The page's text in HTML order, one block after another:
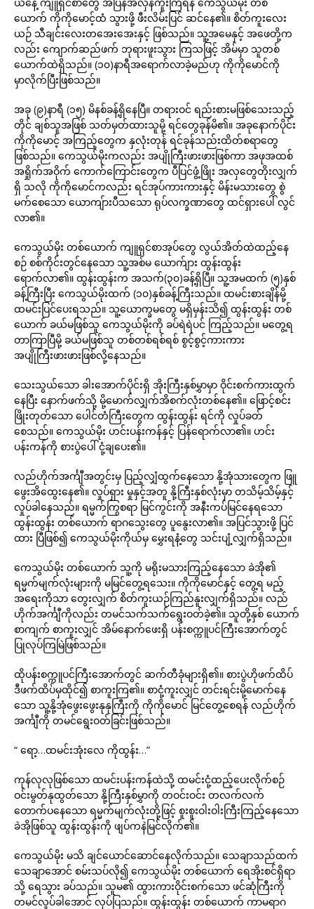
ယောက် ကိုကိုမောင့်ထံ သွားဖို့ ဖီးလိမ်းပြင် ဆင်နေ၏။ စိတ်ကူးလေး
ယဉ် သီချင်းလေးတအေးအေးနှင့် ဖြစ်သည်။ သူ့အမေနှင့် အဖေတို့က
လည်း ကျောက်ဆည်ဖက် ဘုရားဖူးသွား ကြသဖြင့် အိမ်မှာ သူတစ်
ယောက်ထဲရှိသည်။ (၁၀)နာရီအရောက်လာခဲ့မည်ဟု ကိုကိုမောင်ကို
မှာလိုက်ပြီးဖြစ်သည်။
အခု (၉)နာရီ (၁၅) မိနစ်ခန့်ရှိနေပြီ။ တရားဝင် ရည်းစားမဖြစ်သေးသည့်
တိုင် ချစ်သူအဖြစ် သတ်မှတ်ထားသူမို့ ရင်တွေခုန်မိ၏။ အခုနောက်ပိုင်း
ကိုကိုမောင့် အကြည့်တွေက နှလုံးတုန် ရင်ခုန်သည်းထိတ်စရာတွေ
ဖြစ်သည်။ ကေသွယ်မိုးကလည်း အပျိုကြီးဖားဖားဖြစ်ကာ အဖုအထစ်
အရှိုက်အဝိုက် ကောက်ကြောင်းတွေက ပီပြင်ဖွံ့ဖြိုး အလှတွေတိုးလျှက်
ရှိ သလို ကိုကိုမောင်ကလည်း ရင်အုပ်ကားကားနှင့် မိန်းမသားတွေ စွဲ
မက်စေသော ယောကျ်ားပီသသော ရုပ်လက္ခဏာတွေ ထင်ရှားပေါ် လွင်
လာ၏။
ကေသွယ်မိုး တစ်ယောက် ကျူရှင်စာအုပ်တွေ လွယ်အိတ်ထဲထည့်နေ
စဉ် စစ်ကိုင်းတွင်နေသော သူ့အစ်မ ယောက်ျား ထွန်းထွန်း
ရောက်လာ၏။ ထွန်းထွန်းက အသက်(၃၀)ခန့်ရှိပြီ။ သူ့အမထက် (၅)နှစ်
ခန့်ကြီးပြီး ကေသွယ်မိုးထက် (၁၀)နှစ်ခန့်ကြီးသည်။ ထမင်းစားချိန်မို့
ထမင်းပြင်ပေးရသည်။ သူ့ယောက္ခမတွေ မရှိမှန်းသိ၍ ထွန်းထွန်း တစ်
ယောက် ခယ်မဖြစ်သူ ကေသွယ်မိုးကို ခပ်ရဲရဲပင် ကြည့်သည်။ မတွေ့ရ
တာကြာပြီမို့ ခယ်မဖြစ်သူ တစ်တစ်ရစ်ရစ် စွင့်စွင့်ကားကား
အပျိုကြီးဖားဖားဖြစ်လို့နေသည်။
သေးသွယ်သော ခါးအောက်ပိုင်းရှိ အိုးကြီးနှစ်မွှာမှာ ဝိုင်းစက်ကားထွက်
နေပြီး နောက်ဖက်သို့ မို့မောက်လျှက်အိစက်လုံးတစ်နေ၏။ ဖြောင့်စင်း
ဖြိုးတုတ်သော ပေါင်တံကြီးတွေက ထွန်းထွန်း ရင်ကို လှုပ်ခတ်
စေသည်။ ကေသွယ်မိုး ဟင်းပန်းကန်နှင့် ပြန်ရောက်လာ၏။ ဟင်း
ပန်းကန်ကို စားပွဲပေါ် ငုံ့ချပေး၏။
လည်ဟိုက်အင်္ကျီအတွင်းမှ ပြည့်လျှံထွက်နေသော နို့အုံသားတွေက ဖြူ
ဖွေးအိထွေးနေ၏။ လှုပ်ရှား မှုနှင့်အတူ နို့ကြီးနှစ်လုံးမှာ တသိမ့်သိမ့်နှင့်
လှုပ်ခါနေသည်။ ရမ္မက်ကြွစရာ မြင်ကွင်းကို အနီးကပ်မြင်နေရသော
ထွန်းထွန်း တစ်ယောက် ရာဂသွေးတွေ ပူနွေးလာ၏။ အပြင်သွားဖို့ ပြင်
ထား ပြီဖြစ်၍ ကေသွယ်မိုးကိုယ်မှ မွှေးရနံ့တွေ သင်းပျံ့လျှက်ရှိသည်။
ကေသွယ်မိုး တစ်ယောက် သူ့ကို မရိုးမသားကြည့်နေသော ခဲအို၏
ရမ္မက်မျက်လုံးများကို မမြင်တွေ့ရသေး။ ကိုကိုမောင်နှင့် တွေ့ရ မည့်
အရေးကိုသာ တွေးလျှက် စိတ်ကူးယဉ်ကြည်နူးလျှက်ရှိသည်။ လည်
ဟိုက်အင်္ကျီကိုလည်း တမင်သက်သက်ရွေးဝတ်ခဲ့၏။ သူတို့နှစ် ယောက်
စာကျက် စာကူးလျှင် အိမ်နောက်ဖေးရှိ ပန်းစက္ကူပင်ကြီးအောက်တွင်
ပြုလုပ်ကြမြဲဖြစ်သည်။
ထိုပန်းစက္ကူပင်ကြီးအောက်တွင် ဆက်တီခုံများရှိ၏။ စားပွဲဟိုဖက်ထိပ်
ဒီဖက်ထိပ်မှထိုင်၍ စာကူးကြ၏။ စာငုံ့ကူးလျှင် တင်းရင်းမို့မောက်နေ
သော သူ့နို့အုံဖွေးဖွေးနုနုကြီးကို ကိုကိုမောင် မြင်တွေ့စေရန် လည်ဟိုက်
အင်္ကျီကို တမင်ရွေးဝတ်ခြင်းဖြစ်သည်။
“ ရော့…ထမင်းအုံးလေ ကိုထွန်း…”
ကုန်လုလုဖြစ်သော ထမင်းပန်းကန်ထဲသို့ ထမင်းငုံ့ထည့်ပေးလိုက်စဉ်
ဝင်းမွတ်နုထွတ်သော နို့ကြီးနှစ်မွှာကို တဝင်းဝင်း တလက်လက်
တောက်ပနေသော ရမ္မက်မျက်လုံးတို့ဖြင့် စူးစူးဝါးဝါးကြီးကြည့်နေသော
ခဲအိုဖြစ်သူ ထွန်းထွန်းကို ဖျပ်ကနဲမြင်လိုက်၏။
ကေသွယ်မိုး မသိ ချင်ယောင်ဆောင်နေလိုက်သည်။ သေချာသည်ထက်
သေချာအောင် စမ်းသပ်လို၍ ကေသွယ်မိုး တစ်ယောက် ရေအိုးစင်ရှိရာ
သို့ ရေသွား ခပ်သည်။ သူမ၏ ထွားကားဝိုင်းစက်သော ဖင်ဆုံကြီးကို
တမင်လှုပ်ခါအောင် လုပ်ပြသည်။ ထွန်းထွန်း တစ်ယောက် ကာမရာဂ